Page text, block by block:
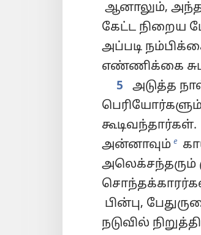
ஆனாலும்,
கேட்ட நிறைய
அப்படி
எண்ணிக்கை
5
அடுத்த
கூடிவந்தார்கள்.
அன்னாவும் e
அலெக்சந்தரும்
பின்பு,
நடுவில்